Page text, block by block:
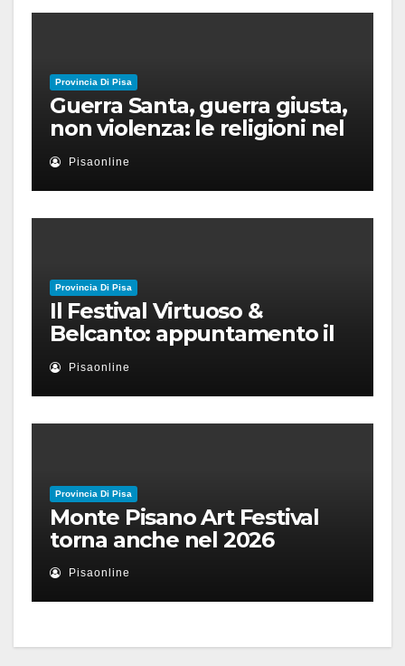
Provincia Di Pisa
Guerra Santa, guerra giusta,
non violenza: le religioni nel
nuovo disordine mondiale
Pisaonline
Provincia Di Pisa
Il Festival Virtuoso &
Belcanto: appuntamento il
28 luglio a Palazzo Blu con
Ruben Micieli
Pisaonline
Provincia Di Pisa
Monte Pisano Art Festival
torna anche nel 2026
Pisaonline